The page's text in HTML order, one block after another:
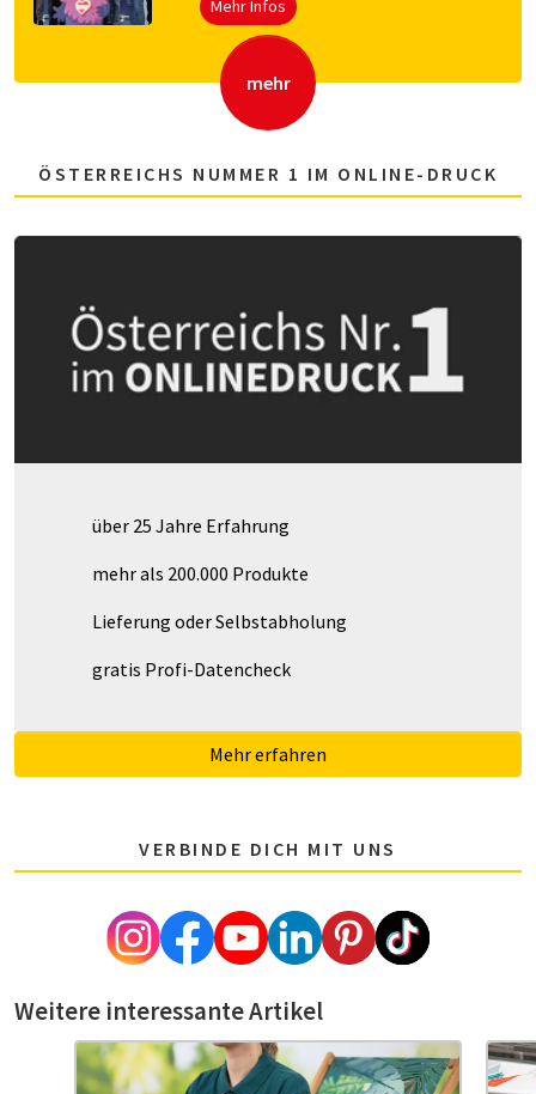
Mehr Infos
mehr
ÖSTERREICHS NUMMER 1 IM ONLINE-DRUCK
über 25 Jahre Erfahrung
mehr als 200.000 Produkte
Lieferung oder Selbstabholung
gratis Profi-Datencheck
Mehr erfahren
VERBINDE DICH MIT UNS
Weitere interessante Artikel